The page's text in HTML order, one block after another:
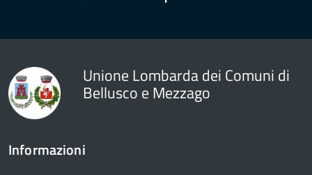
Unione Lombarda dei Comuni di
Bellusco e Mezzago
Informazioni